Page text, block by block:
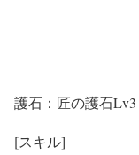
護石：匠の護石Lv3
[スキル]